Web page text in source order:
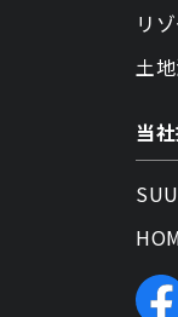
リ
土
当